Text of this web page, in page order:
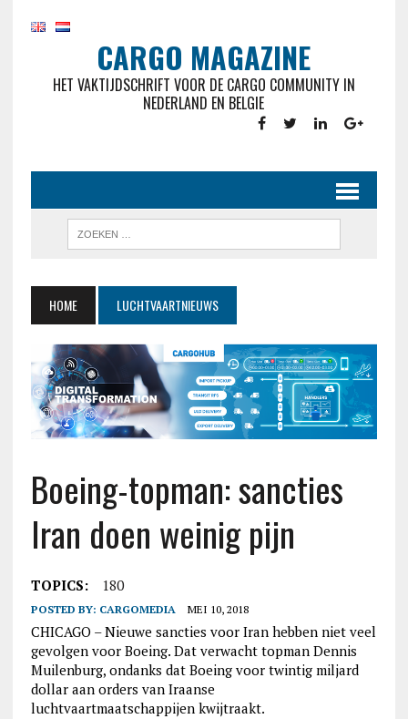
CARGO MAGAZINE
HET VAKTIJDSCHRIFT VOOR DE CARGO COMMUNITY IN
NEDERLAND EN BELGIE
HOME LUCHTVAARTNIEUWS
Boeing-topman: sancties
Iran doen weinig pijn
TOPICS: 180
POSTED BY: CARGOMEDIA MEI 10, 2018
CHICAGO – Nieuwe sancties voor Iran hebben niet veel
gevolgen voor Boeing. Dat verwacht topman Dennis
Muilenburg, ondanks dat Boeing voor twintig miljard
dollar aan orders van Iraanse
luchtvaartmaatschappijen kwijtraakt.